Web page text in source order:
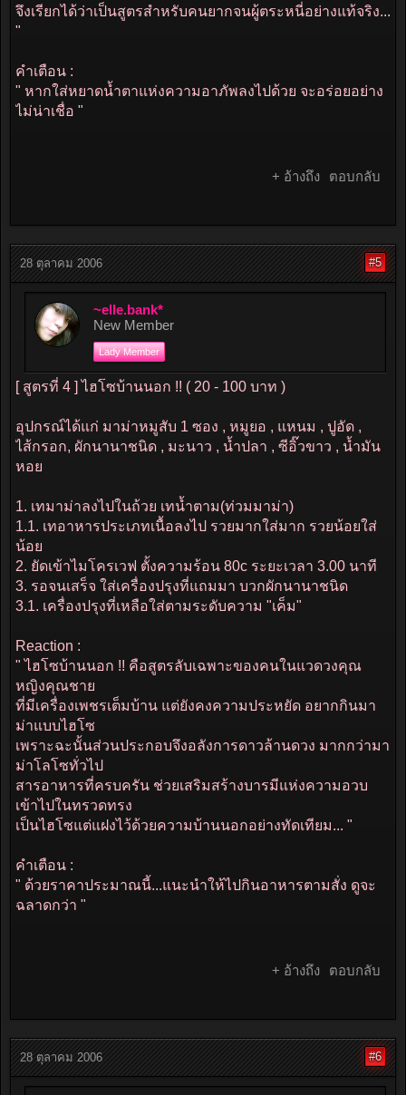
จึงเรียกได้ว่าเป็นสูตรสำหรับคนยากจนผู้ตระหนี่อย่างแท้จริง...
"
คำเตือน :
" หากใส่หยาดน้ำตาแห่งความอาภัพลงไปด้วย จะอร่อยอย่าง
ไม่น่าเชื่อ "
+ อ้างถึง ตอบกลับ
28 ตุลาคม 2006 #5
~elle.bank*
New Member
Lady Member
[ สูตรที่ 4 ] ไฮโซบ้านนอก !! ( 20 - 100 บาท )
อุปกรณ์ได้แก่ มาม่าหมูสับ 1 ซอง , หมูยอ , แหนม , ปูอัด ,
ไส้กรอก, ผักนานาชนิด , มะนาว , น้ำปลา , ซีอิ๊วขาว , น้ำมัน
หอย
1. เทมาม่าลงไปในถ้วย เทน้ำตาม(ท่วมมาม่า)
1.1. เทอาหารประเภทเนื้อลงไป รวยมากใส่มาก รวยน้อยใส่
น้อย
2. ยัดเข้าไมโครเวฟ ตั้งความร้อน 80c ระยะเวลา 3.00 นาที
3. รอจนเสร็จ ใส่เครื่องปรุงที่แถมมา บวกผักนานาชนิด
3.1. เครื่องปรุงที่เหลือใส่ตามระดับความ "เค็ม"
Reaction :
" ไฮโซบ้านนอก !! คือสูตรลับเฉพาะของคนในแวดวงคุณ
หญิงคุณชาย
ที่มีเครื่องเพชรเต็มบ้าน แต่ยังคงความประหยัด อยากกินมา
ม่าแบบไฮโซ
เพราะฉะนั้นส่วนประกอบจึงอลังการดาวล้านดวง มากกว่ามา
ม่าโลโซทั่วไป
สารอาหารที่ครบครัน ช่วยเสริมสร้างบารมีแห่งความอวบ
เข้าไปในทรวดทรง
เป็นไฮโซแต่แฝงไว้ด้วยความบ้านนอกอย่างทัดเทียม... "
คำเตือน :
" ด้วยราคาประมาณนี้...แนะนำให้ไปกินอาหารตามสั่ง ดูจะ
ฉลาดกว่า "
+ อ้างถึง ตอบกลับ
28 ตุลาคม 2006 #6